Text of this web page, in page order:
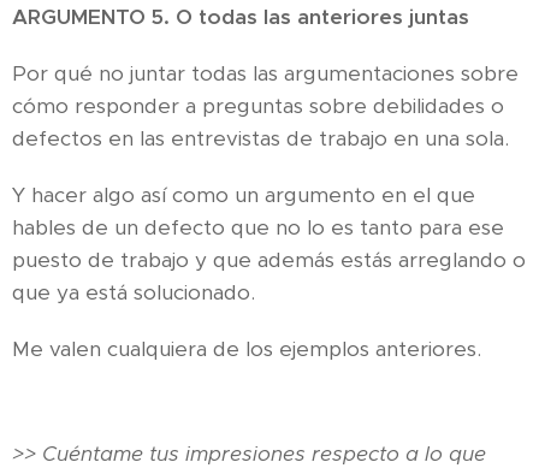
ARGUMENTO 5. O todas las anteriores juntas
Por qué no juntar todas las argumentaciones sobre
cómo responder a preguntas sobre debilidades o
defectos en las entrevistas de trabajo en una sola.
Y hacer algo así como un argumento en el que
hables de un defecto que no lo es tanto para ese
puesto de trabajo y que además estás arreglando o
que ya está solucionado.
Me valen cualquiera de los ejemplos anteriores.
>> Cuéntame tus impresiones respecto a lo que